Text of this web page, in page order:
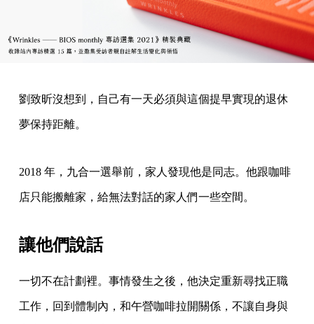
劉致昕沒想到，自己有一天必須與這個提早實現的退休
夢保持距離。
2018 年，九合一選舉前，家人發現他是同志。他跟咖啡
店只能搬離家，給無法對話的家人們一些空間。
讓他們說話
一切不在計劃裡。事情發生之後，他決定重新尋找正職
工作，回到體制內，和午營咖啡拉開關係，不讓自身與